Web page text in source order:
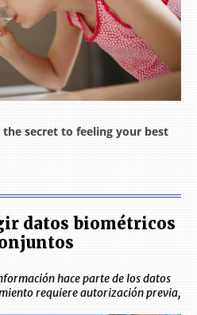
datos biométricos
hace parte de los datos
requiere autorización previa,